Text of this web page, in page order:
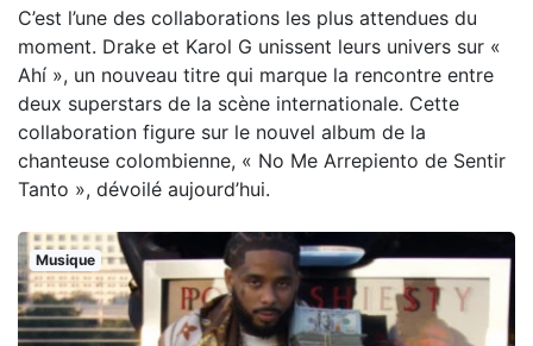
C’est l’une des collaborations les plus attendues du
moment. Drake et Karol G unissent leurs univers sur «
Ahí », un nouveau titre qui marque la rencontre entre
deux superstars de la scène internationale. Cette
collaboration figure sur le nouvel album de la
chanteuse colombienne, « No Me Arrepiento de Sentir
Tanto », dévoilé aujourd’hui.
Musique